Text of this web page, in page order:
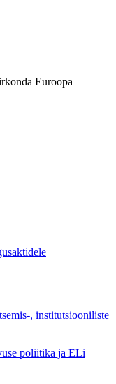
Euroopa
, institutsiooniliste
poliitika ja ELi